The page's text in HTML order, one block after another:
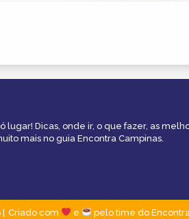
lugar! Dicas, onde ir, o que fazer, as
mais no guia Encontra Campinas.
Criado com e pelo time do